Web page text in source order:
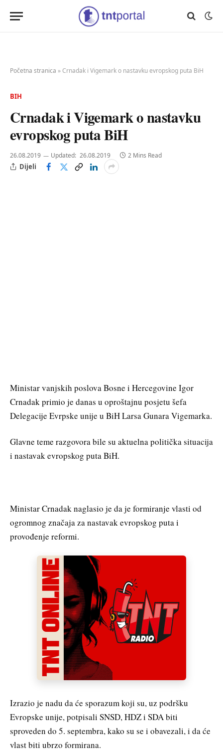
Početna stranica »Crnadak i Vigemark o nastavku evropskog puta BiH
BIH
Crnadak i Vigemark o nastavku
evropskog puta BiH
26.08.2019 Updated: 26.08.2019 2 Mins Read
Dijeli
Ministar vanjskih poslova Bosne i Hercegovine Igor
Crnadak primio je danas u oproštajnu posjetu šefa
Delegacije Evrpske unije u BiH Larsa Gunara Vigemarka.
Glavne teme razgovora bile su aktuelna politička situacija
i nastavak evropskog puta BiH.
Ministar Crnadak naglasio je da je formiranje vlasti od
ogromnog značaja za nastavak evropskog puta i
provođenje reformi.
Izrazio je nadu da će sporazum koji su, uz podršku
Evropske unije, potpisali SNSD, HDZ i SDA biti
sproveden do 5. septembra, kako su se i obavezali, i da će
vlast biti ubrzo formirana.